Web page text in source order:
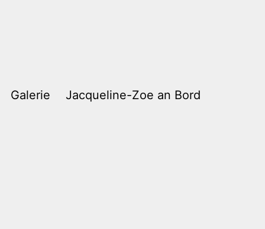
Galerie Jacqueline-Zoe an Bord